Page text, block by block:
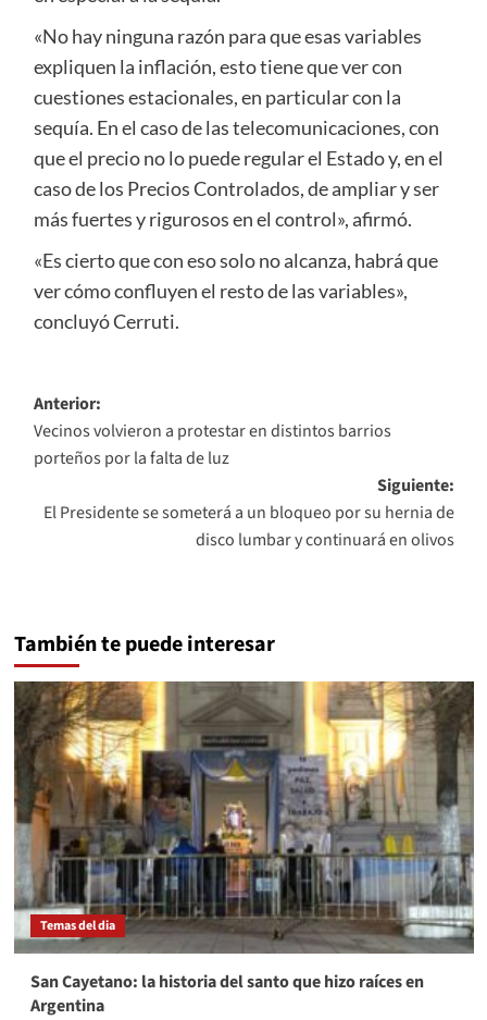
«No hay ninguna razón para que esas variables
expliquen la inflación, esto tiene que ver con
cuestiones estacionales, en particular con la
sequía. En el caso de las telecomunicaciones, con
que el precio no lo puede regular el Estado y, en el
caso de los Precios Controlados, de ampliar y ser
más fuertes y rigurosos en el control», afirmó.
«Es cierto que con eso solo no alcanza, habrá que
ver cómo confluyen el resto de las variables»,
concluyó Cerruti.
Navegación
de
entradas
Anterior:
Vecinos volvieron a protestar en distintos barrios
porteños por la falta de luz
Siguiente:
El Presidente se someterá a un bloqueo por su hernia de
disco lumbar y continuará en olivos
También te puede interesar
Temas del dia
San Cayetano: la historia del santo que hizo raíces en
Argentina